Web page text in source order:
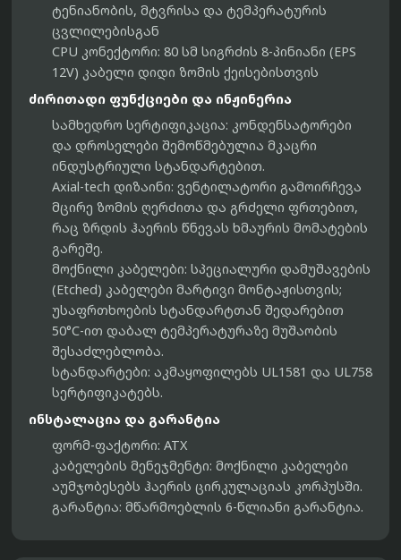
ტენიანობის, მტვრისა და ტემპერატურის
ცვლილებისგან
CPU კონექტორი: 80 სმ სიგრძის 8-პინიანი (EPS
12V) კაბელი დიდი ზომის ქეისებისთვის
ძირითადი ფუნქციები და ინჟინერია
სამხედრო სერტიფიკაცია: კონდენსატორები
და დროსელები შემოწმებულია მკაცრი
ინდუსტრიული სტანდარტებით.
Axial-tech დიზაინი: ვენტილატორი გამოირჩევა
მცირე ზომის ღერძითა და გრძელი ფრთებით,
რაც ზრდის ჰაერის წნევას ხმაურის მომატების
გარეშე.
მოქნილი კაბელები: სპეციალური დამუშავების
(Etched) კაბელები მარტივი მონტაჟისთვის;
უსაფრთხოების სტანდარტთან შედარებით
50°C-ით დაბალ ტემპერატურაზე მუშაობის
შესაძლებლობა.
სტანდარტები: აკმაყოფილებს UL1581 და UL758
სერტიფიკატებს.
ინსტალაცია და გარანტია
ფორმ-ფაქტორი: ATX
კაბელების მენეჯმენტი: მოქნილი კაბელები
აუმჯობესებს ჰაერის ცირკულაციას კორპუსში.
გარანტია: მწარმოებლის 6-წლიანი გარანტია.